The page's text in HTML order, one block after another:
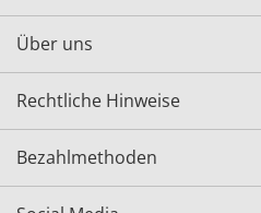
Über uns
Rechtliche Hinweise
Bezahlmethoden